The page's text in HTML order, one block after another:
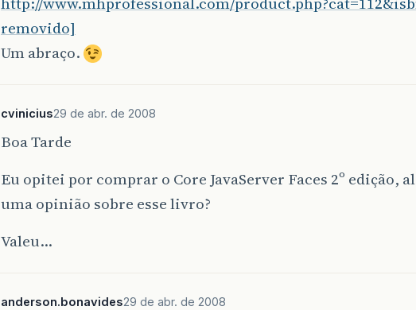
removido]
Um abraço.
cvinicius29 de abr. de 2008
Boa Tarde
Eu opitei por comprar o Core JavaServer Faces 2º edição,
uma opinião sobre esse livro?
Valeu…
anderson.bonavides29 de abr. de 2008